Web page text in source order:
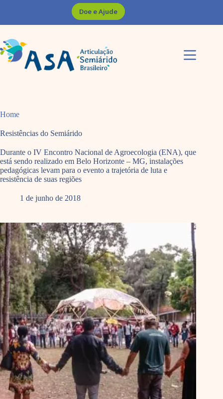
Doe e Ajude
Home
Resistências do Semiárido
Durante o IV Encontro Nacional de Agroecologia (ENA), que
está sendo realizado em Belo Horizonte – MG, instalações
pedagógicas levam para o evento a trajetória de luta e
resistência de suas regiões
1 de junho de 2018